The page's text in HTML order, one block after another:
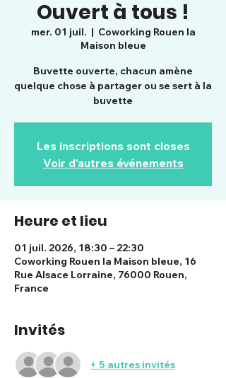
Ouvert à tous !
mer. 01 juil.
  |
Coworking Rouen la
Maison bleue
Buvette ouverte, chacun amène
quelque chose à partager ou se sert à la
buvette
Les inscriptions sont closes
Voir d'autres événements
Heure et lieu
01 juil. 2026, 18:30 – 22:30
Coworking Rouen la Maison bleue, 16
Rue Alsace Lorraine, 76000 Rouen,
France
Invités
+ 5 autres invités